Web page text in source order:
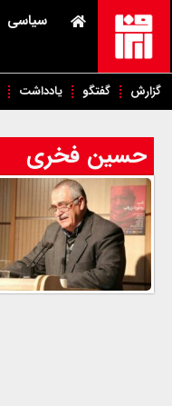
سیاسی
گزارش گفتگو یادداشت
حسین فخری